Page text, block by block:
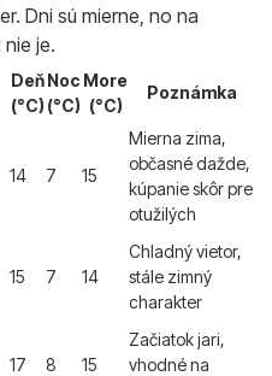
Dni sú mierne, no na
je.
Deň
(°C)
Noc
(°C)
More
(°C)
Poznámka
14
7 15
Mierna zima,
občasné dažde,
kúpanie skôr pre
otužilých
15
7 14
Chladný vietor,
stále zimný
charakter
17
8 15
Začiatok jari,
vhodné na